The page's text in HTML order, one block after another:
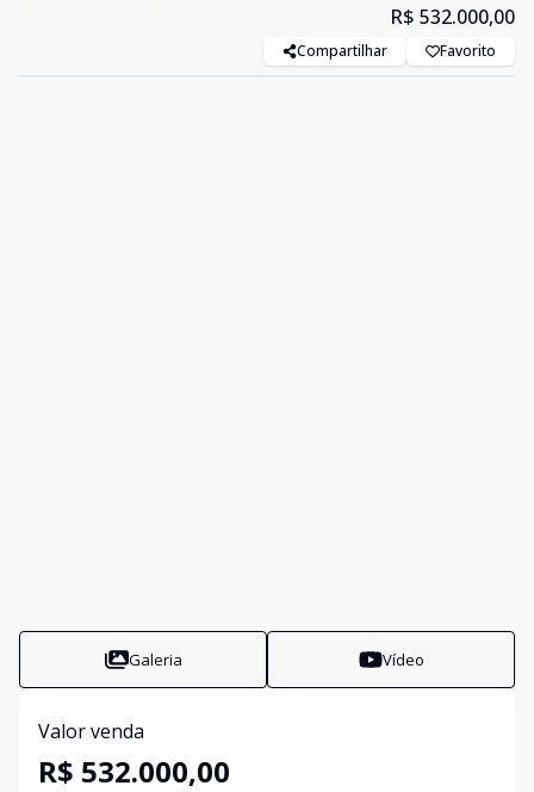
R$ 532.000,00
Compartilhar Favorito
Galeria Vídeo
Valor venda
R$ 532.000,00